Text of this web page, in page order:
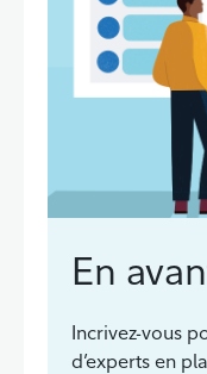
En
Incrivez-vous
d’experts en